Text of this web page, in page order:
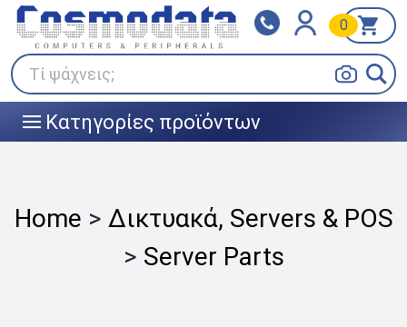
Τί ψάχνεις;
0
||| Κατηγορίες προϊόντων
Klarna
Πληρώστε σε 3
άτοκες δόσεις
BOX NOW
Home > Δικτυακά, Servers & POS
> Server Parts